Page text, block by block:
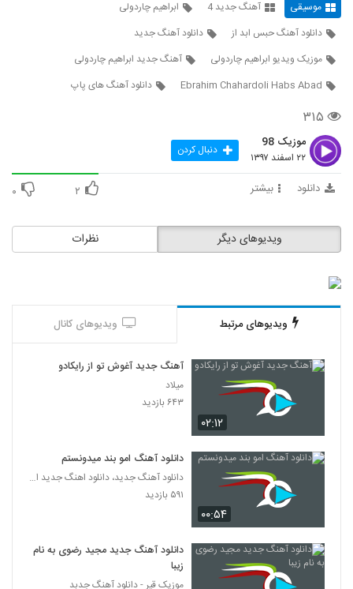
2108
۳۱۸ بازدید
2109 نمیشه که
۳۷۶ بازدید
2111
آهنگ فاتح نورایی بنام دلخورم ازت
2112
موزیک زیبای یار شیرین (رمیکس) از مجتبی
دربیدی
دانلود آهنگ دل منو بردی از شهرام جمالی
Shahrad Aramesh
۲۳۸ بازدید
Shahram Rajabi Borje Khali
2117
دانلود آهنگ تنهام نذار از شهرام ستاری به
همراه متن ترانه
موسیقی آهنگ جدید 4
ابراهیم چاردولی
دانلود آهنگ حبس ابد از
دانلود آهنگ جدید
موزیک ویدیو ابراهیم چاردولی
آهنگ جدید ابراهیم چاردولی
Ebrahim Chahardoli Habs Abad
دانلود آهنگ های پاپ
۳۱۵
موزیک 98
۲۲ اسفند ۱۳۹۷ دنبال کردن
دانلود بیشتر ۲ ۰
نظرات ویدیوهای دیگر
ویدیوهای مرتبط ویدیوهای کانال
۰۲:۱۲
آهنگ جدید آغوش تو از رایکادو
میلاد
۶۴۳ بازدید
۰۰:۵۴
دانلود آهنگ امو بند میدونستم
دانلود آهنگ جدید، دانلود اهنگ جدید ایرانی
۵۹۱ بازدید
دانلود آهنگ جدید مجید رضوی به نام
زیبا
موزیک قیر - دانلود آهنگ جدبد